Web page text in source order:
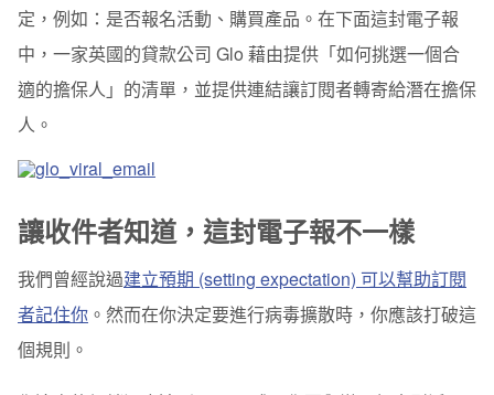
定，例如：是否報名活動、購買產品。在下面這封電子報
中，一家英國的貸款公司 Glo 藉由提供「如何挑選一個合
適的擔保人」的清單，並提供連結讓訂閱者轉寄給潛在擔保
人。
讓收件者知道，這封電子報不一樣
我們曾經說過建立預期 (setting expectation) 可以幫助訂閱
者記住你 。然而在你決定要進行病毒擴散時，你應該打破這
個規則。